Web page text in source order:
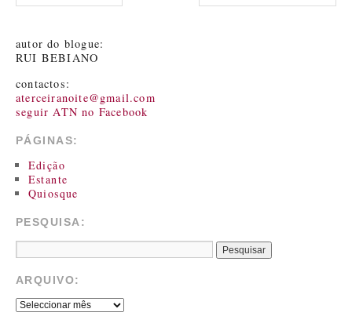
autor do blogue:
RUI BEBIANO
contactos:
aterceiranoite@gmail.com
seguir ATN no Facebook
PÁGINAS:
Edição
Estante
Quiosque
PESQUISA:
ARQUIVO: